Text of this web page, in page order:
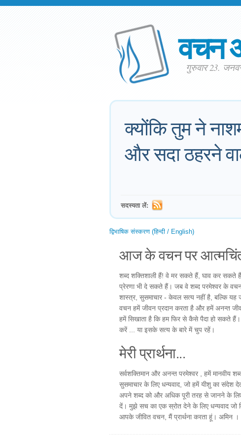
वचन
गुरुवार 23.
क्योंकि तुम ने
और सदा ठहरने
सदस्यता लें:
द्विभाषिक संस्करण (हिन्दी / English)
आज के वचन पर
शब्द शक्तिशाली हैं! वे मर सकते हैं, घाव कर सकते
प्रेरणा भी दे सकते हैं। जब वे शब्द परमेश्वर के
शास्त्र, सुसमाचार - केवल सत्य नहीं है, बल्कि यह
वचन हमें जीवन प्रदान करता है और हमें अनन्त
हमें सिखाता है कि हम फिर से कैसे पैदा हो सकते
करें ... या इसके सत्य के बारे में चुप रहें।
मेरी प्रार्थना...
सर्वशक्तिमान और अनन्त परमेश्वर , हमें मानवीय
सुसमाचार के लिए धन्यवाद, जो हमें यीशु का संदेश
अपने शब्द को और अधिक पूरी तरह से जानने के
दें। मुझे सच का एक स्रोत देने के लिए धन्यवाद जो
आपके जीवित वचन, मैं प्रार्थना करता हूं। अमिन ।